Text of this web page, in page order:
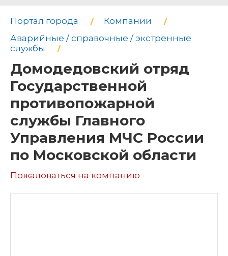
Портал города
Компании
Аварийные / справочные / экстренные
службы
Домодедовский отряд
Государственной
противопожарной
службы Главного
Управления МЧС России
по Московской области
Пожаловаться на компанию